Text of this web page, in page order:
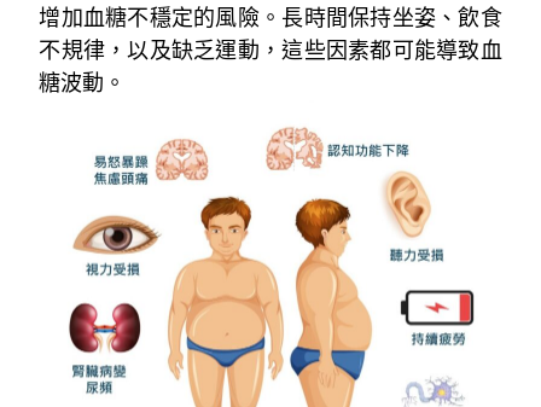
增加血糖不穩定的風險。長時間保持坐姿、飲食
不規律，以及缺乏運動，這些因素都可能導致血
糖波動。